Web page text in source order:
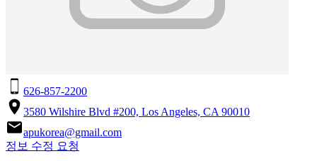
626-857-2200
3580 Wilshire Blvd #200, Los Angeles, CA 90010
apukorea@gmail.com
정보 수정 요청